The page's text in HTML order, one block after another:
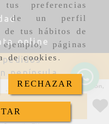
preferencias
de un perfil
tus hábitos de
páginas
de cookies .
RECHAZAR
online
Baleares